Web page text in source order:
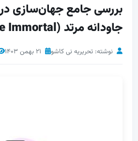
بررسی جامع جهان‌سازی در
جاودانه مرتد (Renegade Immortal)
نوشته: تحریریه نی کاشو ۲۱ بهمن ۱۴۰۳